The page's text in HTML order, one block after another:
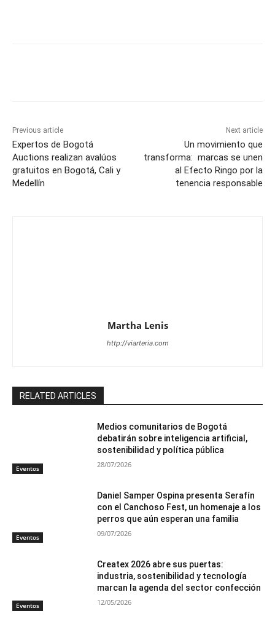
Previous article
Expertos de Bogotá
Auctions realizan avalúos
gratuitos en Bogotá, Cali y
Medellín
Next article
Un movimiento que
transforma: marcas se unen
al Efecto Ringo por la
tenencia responsable
Martha Lenis
http://viarteria.com
RELATED ARTICLES
Eventos
Medios comunitarios de Bogotá
debatirán sobre inteligencia artificial,
sostenibilidad y política pública
28/07/2026
Eventos
Daniel Samper Ospina presenta Serafín
con el Canchoso Fest, un homenaje a los
perros que aún esperan una familia
09/07/2026
Eventos
Createx 2026 abre sus puertas:
industria, sostenibilidad y tecnología
marcan la agenda del sector confección
12/05/2026